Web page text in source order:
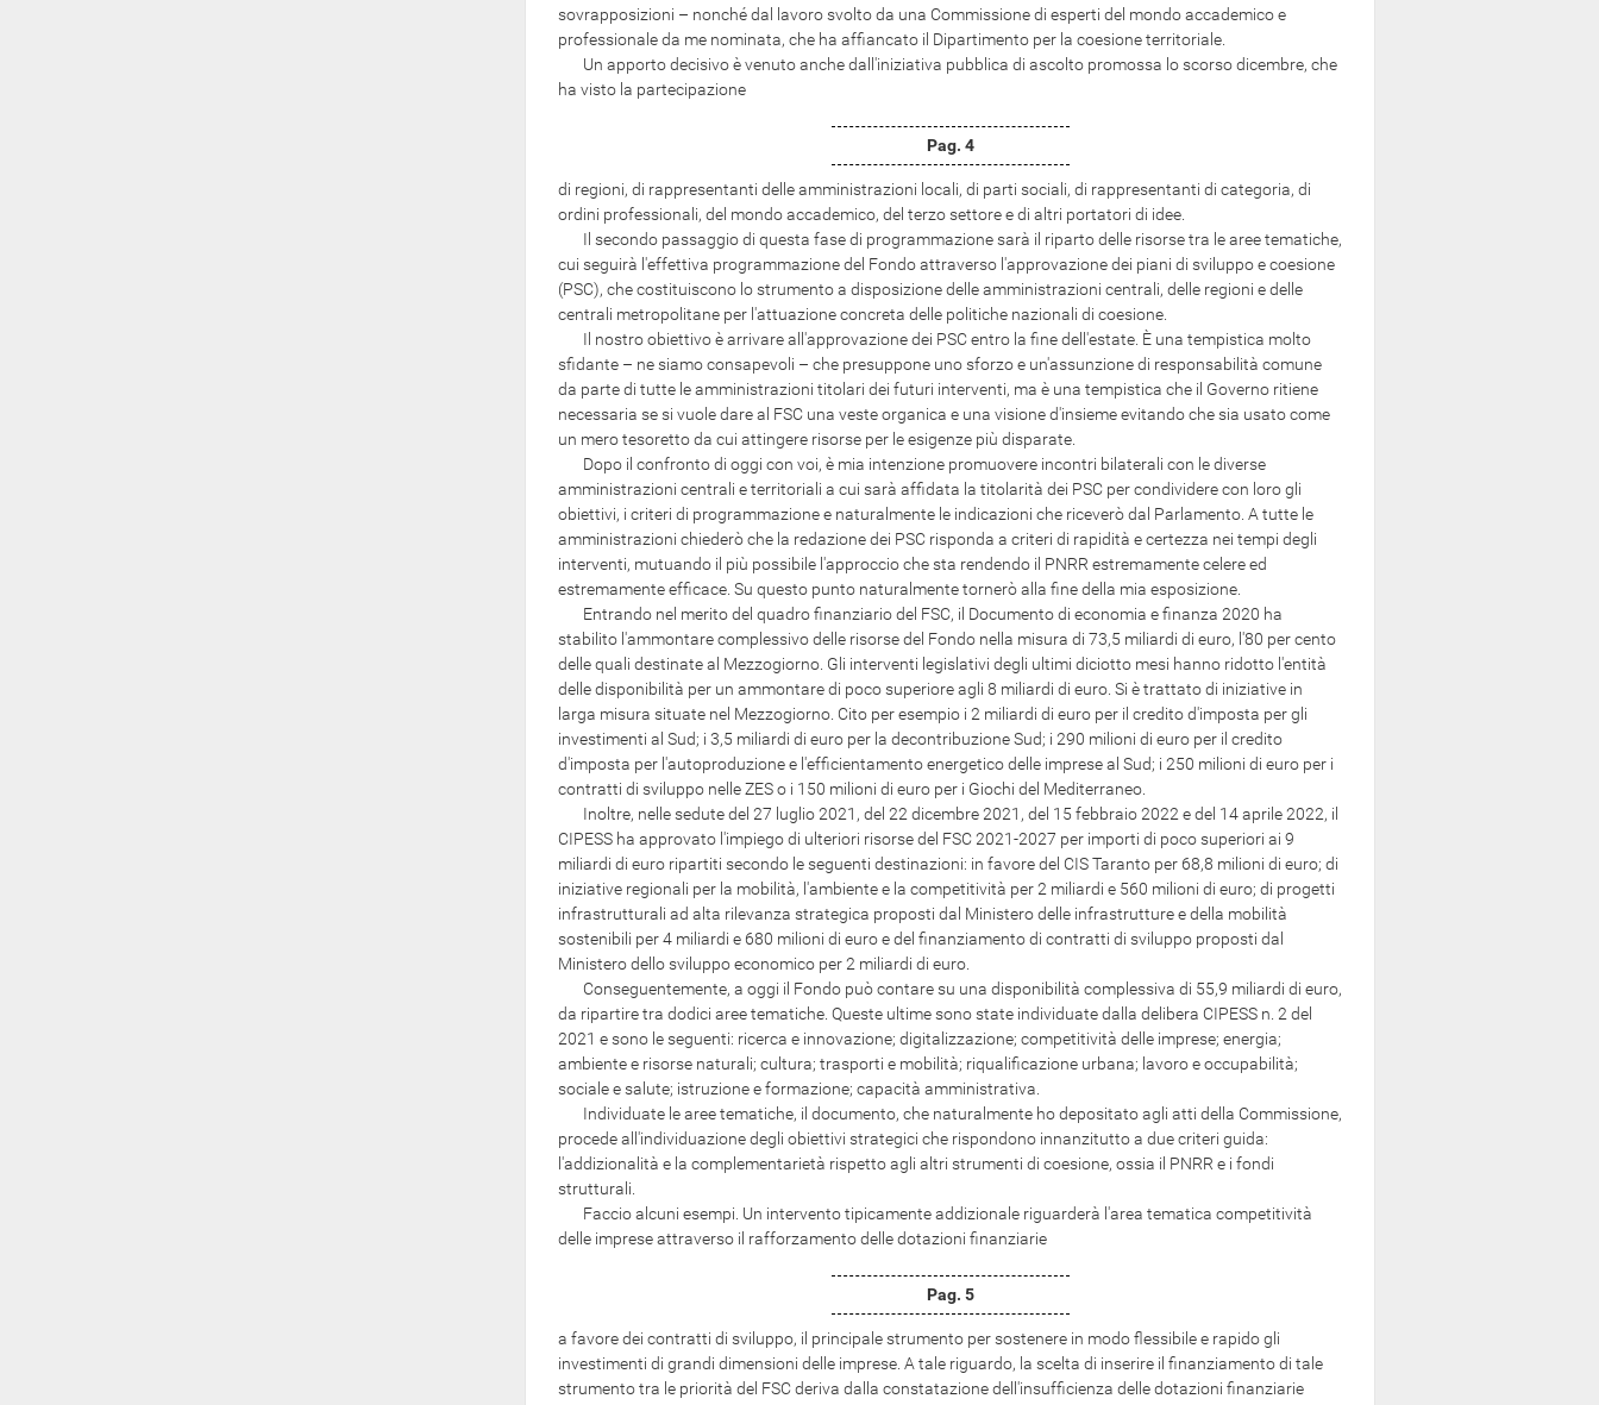
sovrapposizioni – nonché dal lavoro svolto da una Commissione di esperti del mondo accademico e
professionale da me nominata, che ha affiancato il Dipartimento per la coesione territoriale.
Un apporto decisivo è venuto anche dall'iniziativa pubblica di ascolto promossa lo scorso dicembre, che
ha visto la partecipazione
Pag. 4
di regioni, di rappresentanti delle amministrazioni locali, di parti sociali, di rappresentanti di categoria, di
ordini professionali, del mondo accademico, del terzo settore e di altri portatori di idee.
Il secondo passaggio di questa fase di programmazione sarà il riparto delle risorse tra le aree tematiche,
cui seguirà l'effettiva programmazione del Fondo attraverso l'approvazione dei piani di sviluppo e coesione
(PSC), che costituiscono lo strumento a disposizione delle amministrazioni centrali, delle regioni e delle
centrali metropolitane per l'attuazione concreta delle politiche nazionali di coesione.
Il nostro obiettivo è arrivare all'approvazione dei PSC entro la fine dell'estate. È una tempistica molto
sfidante – ne siamo consapevoli – che presuppone uno sforzo e un'assunzione di responsabilità comune
da parte di tutte le amministrazioni titolari dei futuri interventi, ma è una tempistica che il Governo ritiene
necessaria se si vuole dare al FSC una veste organica e una visione d'insieme evitando che sia usato come
un mero tesoretto da cui attingere risorse per le esigenze più disparate.
Dopo il confronto di oggi con voi, è mia intenzione promuovere incontri bilaterali con le diverse
amministrazioni centrali e territoriali a cui sarà affidata la titolarità dei PSC per condividere con loro gli
obiettivi, i criteri di programmazione e naturalmente le indicazioni che riceverò dal Parlamento. A tutte le
amministrazioni chiederò che la redazione dei PSC risponda a criteri di rapidità e certezza nei tempi degli
interventi, mutuando il più possibile l'approccio che sta rendendo il PNRR estremamente celere ed
estremamente efficace. Su questo punto naturalmente tornerò alla fine della mia esposizione.
Entrando nel merito del quadro finanziario del FSC, il Documento di economia e finanza 2020 ha
stabilito l'ammontare complessivo delle risorse del Fondo nella misura di 73,5 miliardi di euro, l'80 per cento
delle quali destinate al Mezzogiorno. Gli interventi legislativi degli ultimi diciotto mesi hanno ridotto l'entità
delle disponibilità per un ammontare di poco superiore agli 8 miliardi di euro. Si è trattato di iniziative in
larga misura situate nel Mezzogiorno. Cito per esempio i 2 miliardi di euro per il credito d'imposta per gli
investimenti al Sud; i 3,5 miliardi di euro per la decontribuzione Sud; i 290 milioni di euro per il credito
d'imposta per l'autoproduzione e l'efficientamento energetico delle imprese al Sud; i 250 milioni di euro per i
contratti di sviluppo nelle ZES o i 150 milioni di euro per i Giochi del Mediterraneo.
Inoltre, nelle sedute del 27 luglio 2021, del 22 dicembre 2021, del 15 febbraio 2022 e del 14 aprile 2022, il
CIPESS ha approvato l'impiego di ulteriori risorse del FSC 2021-2027 per importi di poco superiori ai 9
miliardi di euro ripartiti secondo le seguenti destinazioni: in favore del CIS Taranto per 68,8 milioni di euro; di
iniziative regionali per la mobilità, l'ambiente e la competitività per 2 miliardi e 560 milioni di euro; di progetti
infrastrutturali ad alta rilevanza strategica proposti dal Ministero delle infrastrutture e della mobilità
sostenibili per 4 miliardi e 680 milioni di euro e del finanziamento di contratti di sviluppo proposti dal
Ministero dello sviluppo economico per 2 miliardi di euro.
Conseguentemente, a oggi il Fondo può contare su una disponibilità complessiva di 55,9 miliardi di euro,
da ripartire tra dodici aree tematiche. Queste ultime sono state individuate dalla delibera CIPESS n. 2 del
2021 e sono le seguenti: ricerca e innovazione; digitalizzazione; competitività delle imprese; energia;
ambiente e risorse naturali; cultura; trasporti e mobilità; riqualificazione urbana; lavoro e occupabilità;
sociale e salute; istruzione e formazione; capacità amministrativa.
Individuate le aree tematiche, il documento, che naturalmente ho depositato agli atti della Commissione,
procede all'individuazione degli obiettivi strategici che rispondono innanzitutto a due criteri guida:
l'addizionalità e la complementarietà rispetto agli altri strumenti di coesione, ossia il PNRR e i fondi
strutturali.
Faccio alcuni esempi. Un intervento tipicamente addizionale riguarderà l'area tematica competitività
delle imprese attraverso il rafforzamento delle dotazioni finanziarie
Pag. 5
a favore dei contratti di sviluppo, il principale strumento per sostenere in modo flessibile e rapido gli
investimenti di grandi dimensioni delle imprese. A tale riguardo, la scelta di inserire il finanziamento di tale
strumento tra le priorità del FSC deriva dalla constatazione dell'insufficienza delle dotazioni finanziarie